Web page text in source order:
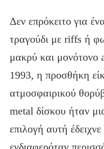
Δεν επρόκειτο για
τραγούδι με riffs ή
μακρύ και μονότονο
1993, η προσθήκη
ατμοσφαιρικού
metal δίσκου ήταν
επιλογή αυτή